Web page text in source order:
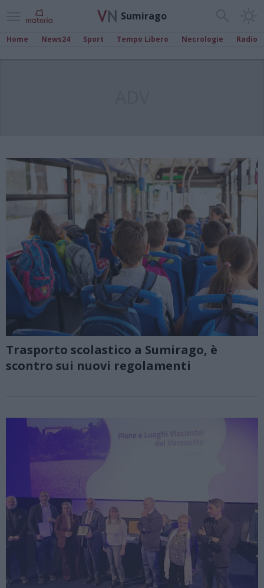
Sumirago
Home News24 Sport Tempo Libero Necrologie Radio
Trasporto scolastico a Sumirago, è
scontro sui nuovi regolamenti